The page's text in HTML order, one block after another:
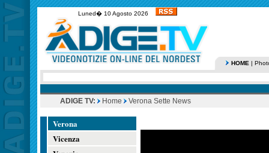
Luned� 10 Agosto 2026
HOME |
ADIGE TV: Home Verona Sette News
Verona
Vicenza